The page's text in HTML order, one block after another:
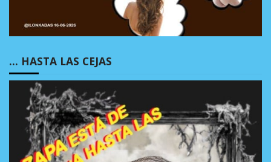
… HASTA LAS CEJAS